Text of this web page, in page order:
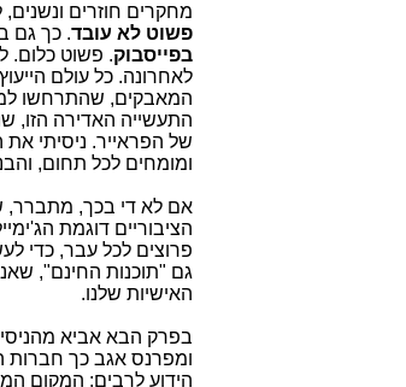
מחקרים חוזרים
פשוט לא עובד. כך גם
בפייסבוק. פשוט כלום.
לאחרונה. כל עולם
המאבקים, שהתרחשו
התעשייה האדירה הזו,
של הפראייר. ניסיתי את
ומומחים לכל תחום,
הציבוריים דוגמת
פרוצים לכל עבר, כדי
גם "תוכנות החינם",
האישיות שלנו.
בפרק הבא אביא
ומפרנס אגב כך חברות
הידוע לרבים: המקום